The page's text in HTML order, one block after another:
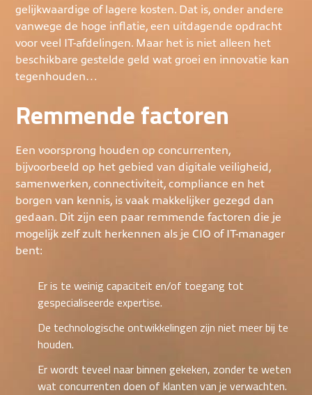
gelijkwaardige of lagere kosten. Dat is, onder andere
vanwege de hoge inflatie, een uitdagende opdracht
voor veel IT-afdelingen. Maar het is niet alleen het
beschikbare gestelde geld wat groei en innovatie kan
tegenhouden…
Remmende factoren
Een voorsprong houden op concurrenten,
bijvoorbeeld op het gebied van digitale veiligheid,
samenwerken, connectiviteit, compliance en het
borgen van kennis, is vaak makkelijker gezegd dan
gedaan. Dit zijn een paar remmende factoren die je
mogelijk zelf zult herkennen als je CIO of IT-manager
bent:
Er is te weinig capaciteit en/of toegang tot
gespecialiseerde expertise.
De technologische ontwikkelingen zijn niet meer bij te
houden.
Er wordt teveel naar binnen gekeken, zonder te weten
wat concurrenten doen of klanten van je verwachten.